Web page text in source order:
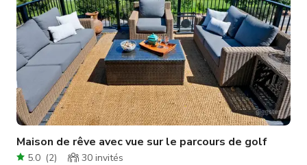
Maison de rêve avec vue sur le parcours de golf
5.0 (2) 30 invités